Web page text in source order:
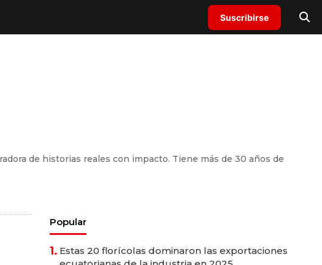
Suscribirse
de historias reales con impacto. Tiene más de 30 años de
Popular
1. Estas 20 florícolas dominaron las exportaciones